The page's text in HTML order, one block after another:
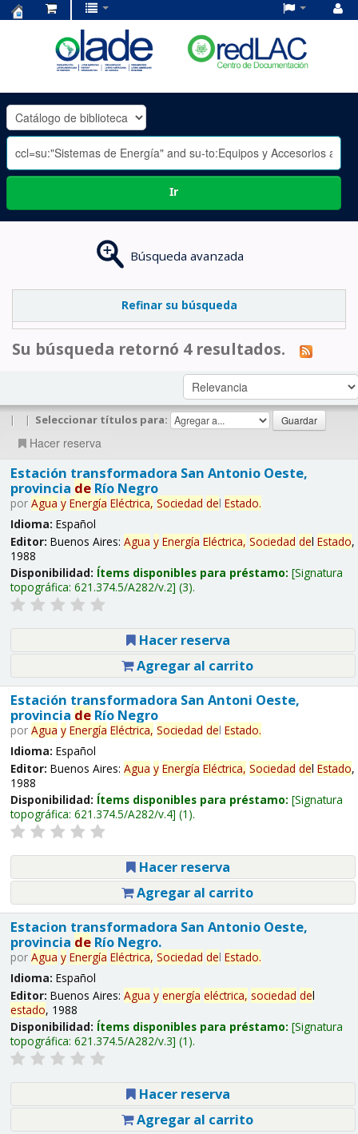
OLADE
-
Ir
Búsqueda avanzada
Refinar su búsqueda
Su búsqueda retornó 4 resultados.
| | Seleccionar títulos para:
Hacer reserva
Estación transformadora San Antonio Oeste,
provincia deRío Negro
por Agua y Energía Eléctrica, Sociedad del Estado.
Idioma: Español
Editor: Buenos Aires: Agua y Energía Eléctrica, Sociedad del Estado,
1988
Disponibilidad: Ítems disponibles para préstamo: Signatura
topográfica: 621.374.5/A282/v.2 (3).
Hacer reserva
Agregar al carrito
Estación transformadora San Antoni Oeste,
provincia deRío Negro
por Agua y Energía Eléctrica, Sociedad del Estado.
Idioma: Español
Editor: Buenos Aires: Agua y Energía Eléctrica, Sociedad del Estado,
1988
Disponibilidad: Ítems disponibles para préstamo: Signatura
topográfica: 621.374.5/A282/v.4 (1).
Hacer reserva
Agregar al carrito
Estacion transformadora San Antonio Oeste,
provincia deRío Negro.
por Agua y Energía Eléctrica, Sociedad del Estado.
Idioma: Español
Editor: Buenos Aires: Agua y energía eléctrica, sociedad del
estado, 1988
Disponibilidad: Ítems disponibles para préstamo: Signatura
topográfica: 621.374.5/A282/v.3 (1).
Hacer reserva
Agregar al carrito